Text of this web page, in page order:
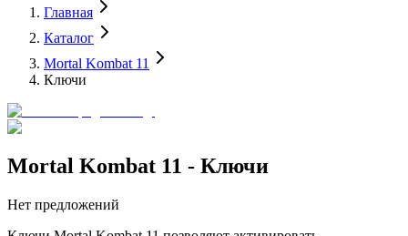
Главная
Каталог
Mortal Kombat 11
Ключи
Mortal Kombat 11 - Ключи
Нет предложений